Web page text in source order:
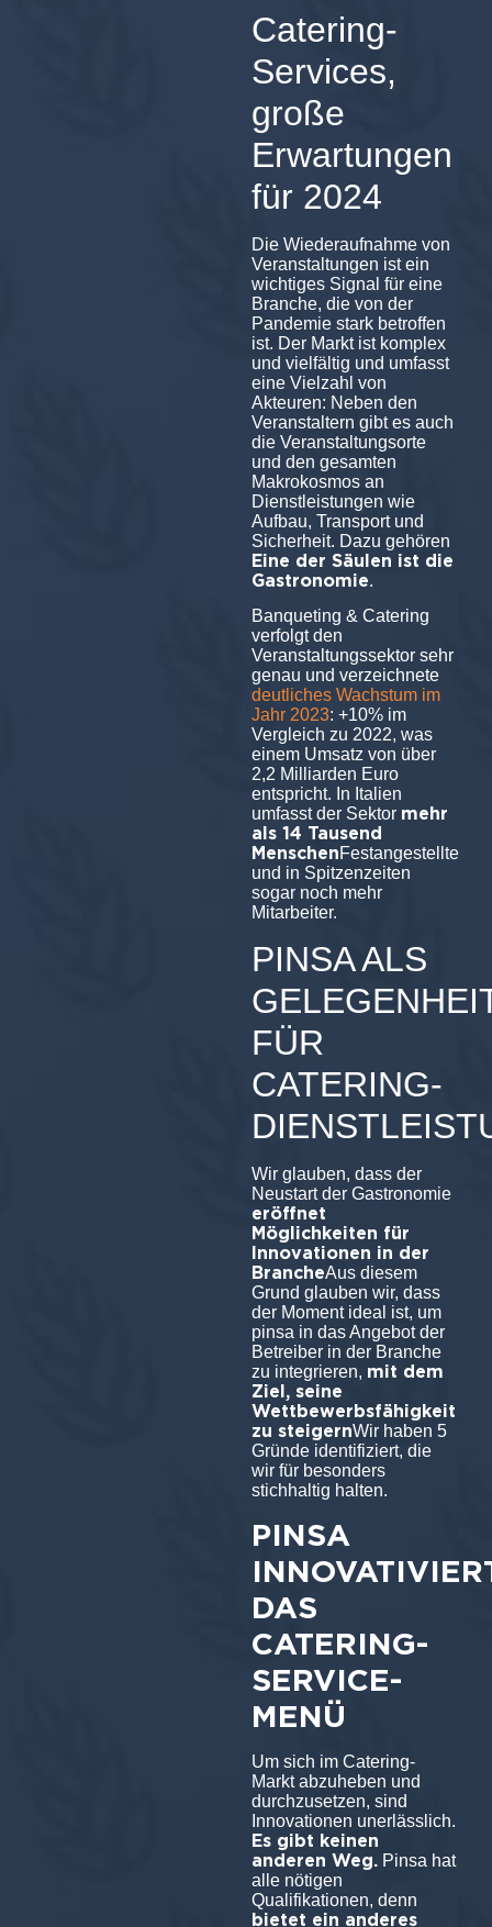
Catering-
Services,
große
Erwartungen
für 2024
Die Wiederaufnahme von
Veranstaltungen ist ein
wichtiges Signal für eine
Branche, die von der
Pandemie stark betroffen
ist. Der Markt ist komplex
und vielfältig und umfasst
eine Vielzahl von
Akteuren: Neben den
Veranstaltern gibt es auch
die Veranstaltungsorte
und den gesamten
Makrokosmos an
Dienstleistungen wie
Aufbau, Transport und
Sicherheit. Dazu gehören
Eine der Säulen ist die
Gastronomie.
Banqueting & Catering
verfolgt den
Veranstaltungssektor sehr
genau und verzeichnete
deutliches Wachstum im
Jahr 2023: +10% im
Vergleich zu 2022, was
einem Umsatz von über
2,2 Milliarden Euro
entspricht. In Italien
umfasst der Sektor mehr
als 14 Tausend
MenschenFestangestellte
und in Spitzenzeiten
sogar noch mehr
Mitarbeiter.
PINSA ALS
FÜR
CATERING-
Wir glauben, dass der
Neustart der Gastronomie
eröffnet
Möglichkeiten für
Innovationen in der
BrancheAus diesem
Grund glauben wir, dass
der Moment ideal ist, um
pinsa in das Angebot der
Betreiber in der Branche
zu integrieren, mit dem
Ziel, seine
Wettbewerbsfähigkeit
zu steigernWir haben 5
Gründe identifiziert, die
wir für besonders
stichhaltig halten.
PINSA
DAS
CATERING-
SERVICE-
MENÜ
Um sich im Catering-
Markt abzuheben und
durchzusetzen, sind
Innovationen unerlässlich.
Es gibt keinen
anderen Weg.Pinsa hat
alle nötigen
Qualifikationen, denn
bietet ein anderes